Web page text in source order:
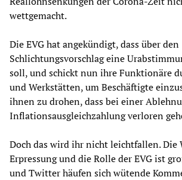
wettgemacht.
Die EVG hat angekündigt, dass über den
Schlichtungsvorschlag eine
soll, und schickt nun ihre Funktionäre
und Werkstätten, um Beschäftigte
ihnen zu drohen, dass bei einer
Inflationsausgleichzahlung verloren
Doch das wird ihr nicht leichtfallen. Die
Erpressung und die Rolle der EVG ist
und Twitter häufen sich wütende